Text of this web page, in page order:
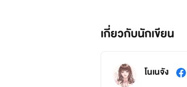
เกี่ยวกับนักเขียน
โนเนจัง